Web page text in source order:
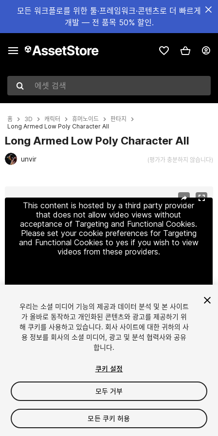
모든 워크플로를 위한 툴·프레임워크·콘텐츠로 더 빠르게
개발 — 전 품목 50% 할인.
에셋 검색
홈 3D 캐릭터 휴머노이드
판타지
Long Armed Low Poly Character All
Long Armed Low Poly Character All
unvir (평가가 충분하지 않습니다)
This content is hosted by a third party provider
that does not allow video views without
acceptance of Targeting and Functional Cookies.
Please set your cookie preferences for Targeting
and Functional Cookies to yes if you wish to view
videos from these providers.
1/15
$49.99
세금/부가세는 결제 시 반영됩니다.
우리는 소셜 미디어 기능의 제공과 데이터 분석 및 본 사이트
가 올바로 동작하고 개인화된 콘텐츠와 광고를 제공하기 위
해 쿠키를 사용하고 있습니다. 회사 사이트에 대한 귀하의 사
용 정보를 회사의 소셜 미디어, 광고 및 분석 협력사와 공유
합니다.
쿠키 설정
모두 거부
모든 쿠키 허용